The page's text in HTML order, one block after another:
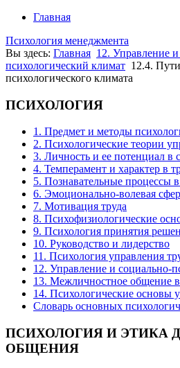
Главная
Психология менеджмента
Вы здесь: Главная 12. Управление
психологический климат 12.4.
психологического климата
ПСИХОЛОГИЯ
1. Предмет и методы
2. Психологические теории
3. Личность и ее потенциал в
4. Темперамент и характер в
5. Познавательные процессы
6. Эмоционально-волевая
7. Мотивация труда
8. Психофизиологические
9. Психология принятия
10. Руководство и лидерство
11. Психология управления
12. Управление и социально-
13. Межличностное общение
14. Психологические основы
Словарь основных
ПСИХОЛОГИЯ И ЭТИКА
ОБЩЕНИЯ